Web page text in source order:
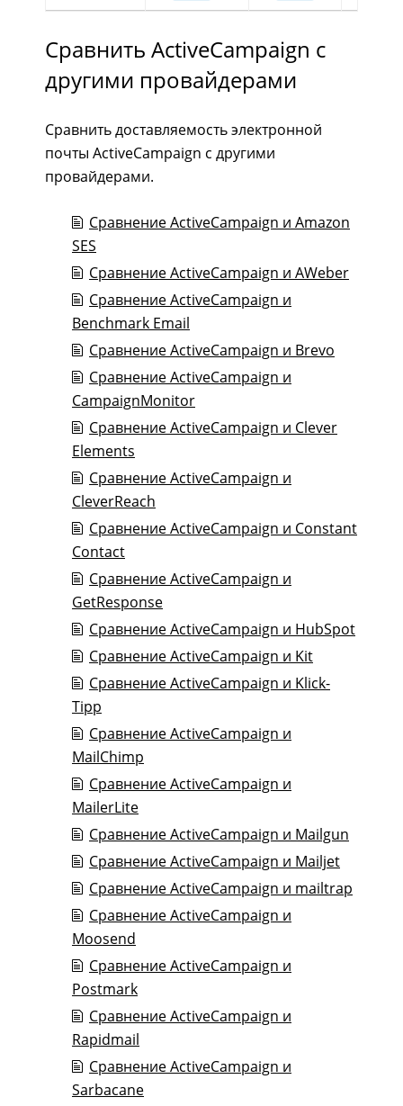
Сравнить ActiveCampaign с
другими провайдерами
Сравнить доставляемость электронной
почты ActiveCampaign с другими
провайдерами.
Сравнение ActiveCampaign и Amazon
SES
Сравнение ActiveCampaign и AWeber
Сравнение ActiveCampaign и
Benchmark Email
Сравнение ActiveCampaign и Brevo
Сравнение ActiveCampaign и
CampaignMonitor
Сравнение ActiveCampaign и Clever
Elements
Сравнение ActiveCampaign и
CleverReach
Сравнение ActiveCampaign и Constant
Contact
Сравнение ActiveCampaign и
GetResponse
Сравнение ActiveCampaign и HubSpot
Сравнение ActiveCampaign и Kit
Сравнение ActiveCampaign и Klick-
Tipp
Сравнение ActiveCampaign и
MailChimp
Сравнение ActiveCampaign и
MailerLite
Сравнение ActiveCampaign и Mailgun
Сравнение ActiveCampaign и Mailjet
Сравнение ActiveCampaign и mailtrap
Сравнение ActiveCampaign и
Moosend
Сравнение ActiveCampaign и
Postmark
Сравнение ActiveCampaign и
Rapidmail
Сравнение ActiveCampaign и
Sarbacane